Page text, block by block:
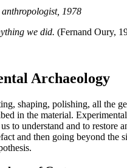
anthropologist, 1978
we did. (Fernand Oury,
Archaeology
shaping, polishing, all the
in the material.
to understand and to restore
and then going beyond the